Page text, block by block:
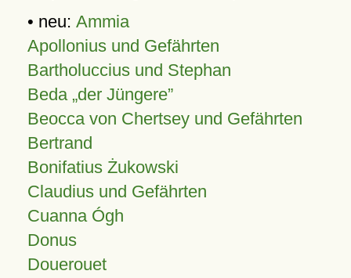
• neu: Ammia
Apollonius und Gefährten
Bartholuccius und Stephan
Beda „der Jüngere”
Beocca von Chertsey und Gefährten
Bertrand
Bonifatius Żukowski
Claudius und Gefährten
Cuanna Ógh
Donus
Douerouet